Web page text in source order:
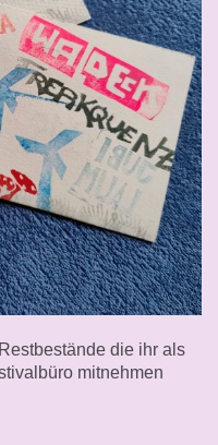
die ihr als
mitnehmen